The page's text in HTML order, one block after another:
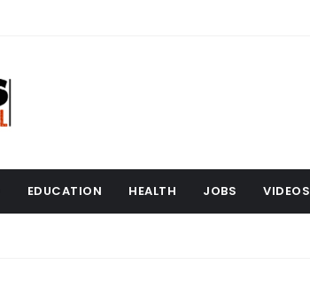
EDUCATION HEALTH JOBS VIDEOS